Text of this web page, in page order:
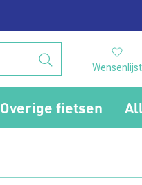
Wensenlijst
Overige fietsen